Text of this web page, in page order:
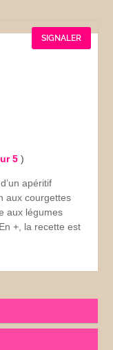
SIGNALER
5)
apéritif
aux courgettes
aux légumes
+, la recette est